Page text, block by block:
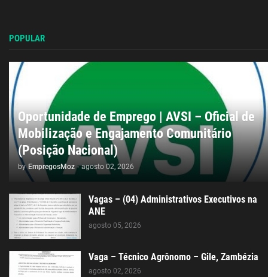
POPULAR
Oportunidade de Emprego | AVSI – Oficial de
Mobilização e Engajamento Comunitário
(Posição Nacional)
by EmpregosMoz - agosto 02, 2026
Vagas – (04) Administrativos Executivos na
ANE
agosto 05, 2026
Vaga – Técnico Agrônomo – Gile, Zambézia
agosto 02, 2026